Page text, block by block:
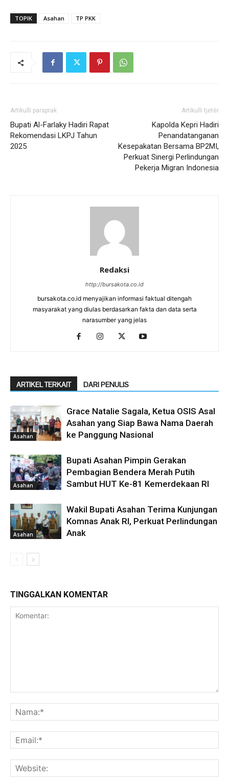
TOPIK Asahan TP PKK
Artikulli paraprak
Bupati Al-Farlaky Hadiri Rapat
Rekomendasi LKPJ Tahun
2025
Artikulli tjetër
Kapolda Kepri Hadiri
Penandatanganan
Kesepakatan Bersama BP2MI,
Perkuat Sinergi Perlindungan
Pekerja Migran Indonesia
Redaksi
http://bursakota.co.id
bursakota.co.id menyajikan informasi faktual ditengah
masyarakat yang diulas berdasarkan fakta dan data serta
narasumber yang jelas
ARTIKEL TERKAIT DARI PENULIS
Asahan
Grace Natalie Sagala, Ketua OSIS Asal
Asahan yang Siap Bawa Nama Daerah
ke Panggung Nasional
Asahan
Bupati Asahan Pimpin Gerakan
Pembagian Bendera Merah Putih
Sambut HUT Ke-81 Kemerdekaan RI
Asahan
Wakil Bupati Asahan Terima Kunjungan
Komnas Anak RI, Perkuat Perlindungan
Anak
TINGGALKAN KOMENTAR